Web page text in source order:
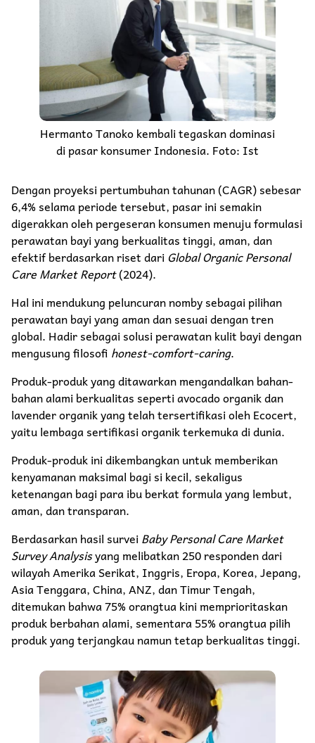
Hermanto Tanoko kembali tegaskan dominasi
di pasar konsumer Indonesia. Foto: Ist
Dengan proyeksi pertumbuhan tahunan (CAGR) sebesar
6,4% selama periode tersebut, pasar ini semakin
digerakkan oleh pergeseran konsumen menuju formulasi
perawatan bayi yang berkualitas tinggi, aman, dan
efektif berdasarkan riset dari Global Organic Personal
Care Market Report(2024).
Hal ini mendukung peluncuran nomby sebagai pilihan
perawatan bayi yang aman dan sesuai dengan tren
global. Hadir sebagai solusi perawatan kulit bayi dengan
mengusung filosofi honest-comfort-caring.
Produk-produk yang ditawarkan mengandalkan bahan-
bahan alami berkualitas seperti avocado organik dan
lavender organik yang telah tersertifikasi oleh Ecocert,
yaitu lembaga sertifikasi organik terkemuka di dunia.
Produk-produk ini dikembangkan untuk memberikan
kenyamanan maksimal bagi si kecil, sekaligus
ketenangan bagi para ibu berkat formula yang lembut,
aman, dan transparan.
Berdasarkan hasil survei Baby Personal Care Market
Survey Analysisyang melibatkan 250 responden dari
wilayah Amerika Serikat, Inggris, Eropa, Korea, Jepang,
Asia Tenggara, China, ANZ, dan Timur Tengah,
ditemukan bahwa 75% orangtua kini memprioritaskan
produk berbahan alami, sementara 55% orangtua pilih
produk yang terjangkau namun tetap berkualitas tinggi.